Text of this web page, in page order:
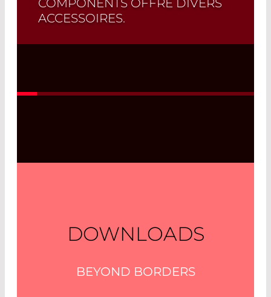
COMPONENTS OFFRE DIVERS
ACCESSOIRES.
DOWNLOADS
BEYOND BORDERS